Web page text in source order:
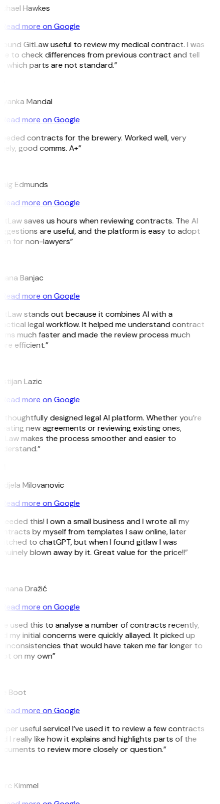
Hawkes
Read more on Google
GitLaw useful to review my medical contract. I was
to check differences from previous contract and tell
which parts are not standard.”
Mandal
Read more on Google
contracts for the brewery. Worked well, very
good comms. A+”
Edmunds
Read more on Google
saves us hours when reviewing contracts. The AI
are useful, and the platform is easy to adopt
for non-lawyers”
Banjac
Read more on Google
stands out because it combines AI with a
legal workflow. It helped me understand contract
much faster and made the review process much
efficient.”
Lazic
Read more on Google
thoughtfully designed legal AI platform. Whether you’re
new agreements or reviewing existing ones,
makes the process smoother and easier to
Milovanovic
Read more on Google
this! I own a small business and I wrote all my
by myself from templates I saw online, later
to chatGPT, but when I found gitlaw I was
blown away by it. Great value for the price!!”
Dražić
Read more on Google
used this to analyse a number of contracts recently,
my initial concerns were quickly allayed. It picked up
inconsistencies that would have taken me far longer to
on my own”
Boot
Read more on Google
useful service! I’ve used it to review a few contracts
I really like how it explains and highlights parts of the
to review more closely or question.”
Kimmel